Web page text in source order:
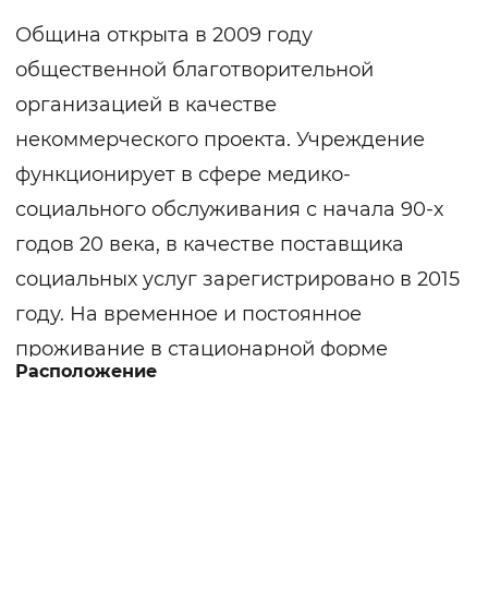
Община открыта в 2009 году
общественной благотворительной
организацией в качестве
некоммерческого проекта. Учреждение
функционирует в сфере медико-
социального обслуживания с начала 90-х
годов 20 века, в качестве поставщика
социальных услуг зарегистрировано в 2015
году. На временное и постоянное
проживание в стационарной форме
принимаются пожилые одинокие люди,
Расположение